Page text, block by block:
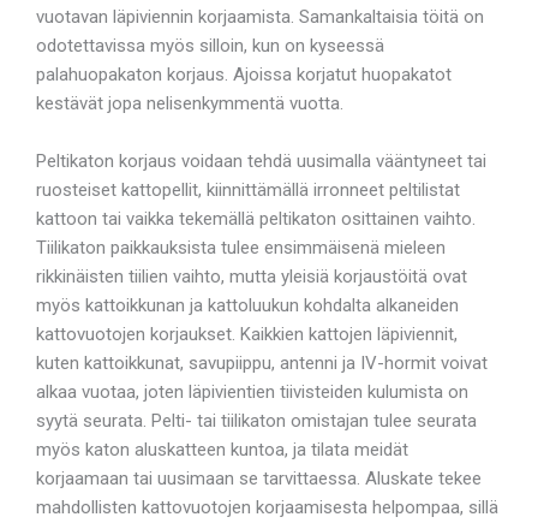
vuotavan läpiviennin korjaamista. Samankaltaisia töitä on
odotettavissa myös silloin, kun on kyseessä
palahuopakaton korjaus. Ajoissa korjatut huopakatot
kestävät jopa nelisenkymmentä vuotta.
Peltikaton korjaus voidaan tehdä uusimalla vääntyneet tai
ruosteiset kattopellit, kiinnittämällä irronneet peltilistat
kattoon tai vaikka tekemällä peltikaton osittainen vaihto.
Tiilikaton paikkauksista tulee ensimmäisenä mieleen
rikkinäisten tiilien vaihto, mutta yleisiä korjaustöitä ovat
myös kattoikkunan ja kattoluukun kohdalta alkaneiden
kattovuotojen korjaukset. Kaikkien kattojen läpiviennit,
kuten kattoikkunat, savupiippu, antenni ja IV-hormit voivat
alkaa vuotaa, joten läpivientien tiivisteiden kulumista on
syytä seurata. Pelti- tai tiilikaton omistajan tulee seurata
myös katon aluskatteen kuntoa, ja tilata meidät
korjaamaan tai uusimaan se tarvittaessa. Aluskate tekee
mahdollisten kattovuotojen korjaamisesta helpompaa, sillä